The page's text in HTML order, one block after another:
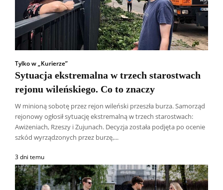
Tylko w „Kurierze”
Sytuacja ekstremalna w trzech starostwach
rejonu wileńskiego. Co to znaczy
W minioną sobotę przez rejon wileński przeszła burza. Samorząd
rejonowy ogłosił sytuację ekstremalną w trzech starostwach:
Awiżeniach, Rzeszy i Zujunach. Decyzja została podjęta po ocenie
szkód wyrządzonych przez burzę,...
3 dni temu